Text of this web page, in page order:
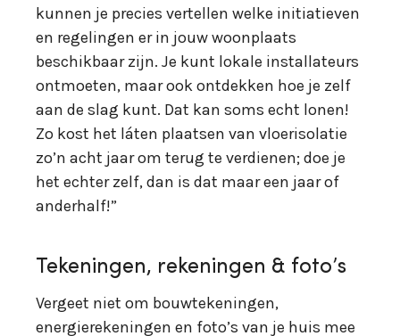
kunnen je precies vertellen welke initiatieven
en regelingen er in jouw woonplaats
beschikbaar zijn. Je kunt lokale installateurs
ontmoeten, maar ook ontdekken hoe je zelf
aan de slag kunt. Dat kan soms echt lonen!
Zo kost het láten plaatsen van vloerisolatie
zo’n acht jaar om terug te verdienen; doe je
het echter zelf, dan is dat maar een jaar of
anderhalf!”
Tekeningen, rekeningen & foto’s
Vergeet niet om bouwtekeningen,
energierekeningen en foto’s van je huis mee